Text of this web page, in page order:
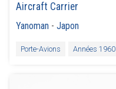
Aircraft Carrier
Yanoman -Japon
Porte-Avions Années 1960